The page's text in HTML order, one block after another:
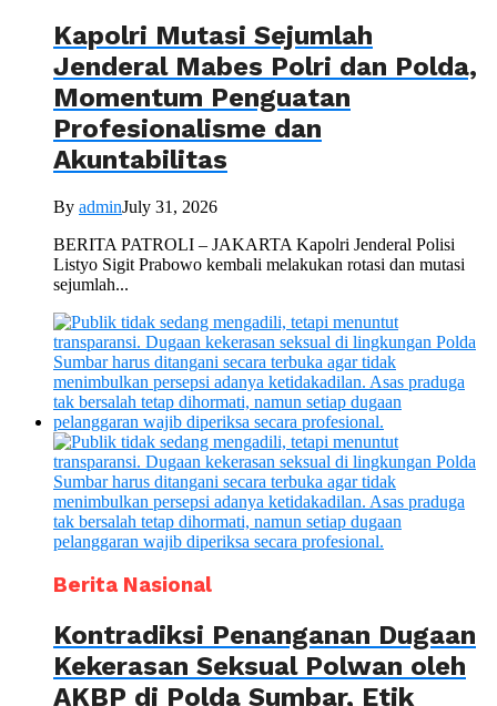
Kapolri Mutasi Sejumlah
Jenderal Mabes Polri dan Polda,
Momentum Penguatan
Profesionalisme dan
Akuntabilitas
By adminJuly 31, 2026
BERITA PATROLI – JAKARTA Kapolri Jenderal Polisi
Listyo Sigit Prabowo kembali melakukan rotasi dan mutasi
sejumlah...
Berita Nasional
Kontradiksi Penanganan Dugaan
Kekerasan Seksual Polwan oleh
AKBP di Polda Sumbar, Etik